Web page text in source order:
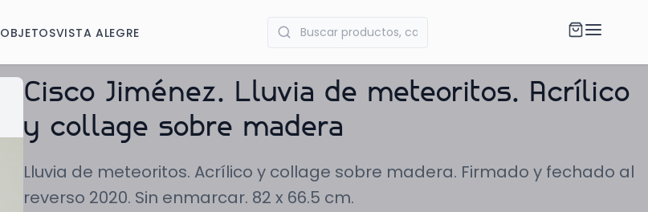
OBJETOSVISTA ALEGRE
Cisco Jiménez. Lluvia de meteoritos. Acrílico
y collage sobre madera
Lluvia de meteoritos. Acrílico y collage sobre madera. Firmado y fechado al
reverso 2020. Sin enmarcar. 82 x 66.5 cm.